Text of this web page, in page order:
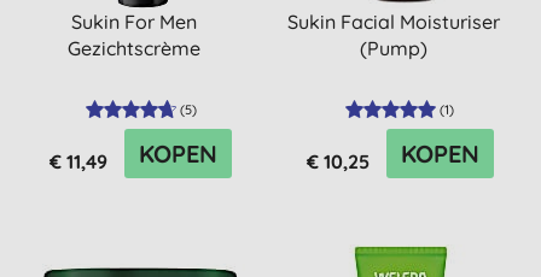
Sukin For Men
Gezichtscrème
(5)
€ 11,49 KOPEN
Sukin Facial Moisturiser
(Pump)
(1)
€ 10,25 KOPEN